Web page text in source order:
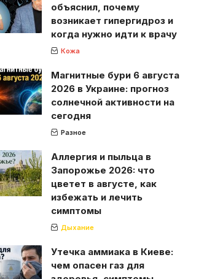
объяснил, почему
возникает гипергидроз и
когда нужно идти к врачу
Кожа
Магнитные бури 6 августа
2026 в Украине: прогноз
солнечной активности на
сегодня
Разное
Аллергия и пыльца в
Запорожье 2026: что
цветет в августе, как
избежать и лечить
симптомы
Дыхание
Утечка аммиака в Киеве:
чем опасен газ для